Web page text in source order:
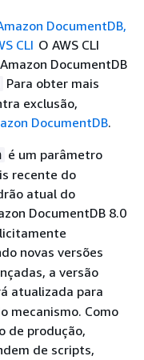
DocumentDB,
CLI O AWS CLI
DocumentDB
Para obter mais
exclusão,
DocumentDB.
é um parâmetro
recente do
atual do
DocumentDB 8.0
novas versões
a versão
atualizada para
mecanismo. Como
de produção,
de scripts,